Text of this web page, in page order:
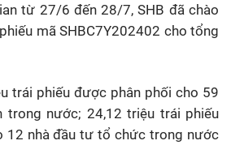
từ 27/6 đến 28/7, SHB đã chào
mã SHBC7Y202402 cho tổng
trái phiếu được phân phối cho 59
trong nước; 24,12 triệu trái phiếu
12 nhà đầu tư tổ chức trong nước